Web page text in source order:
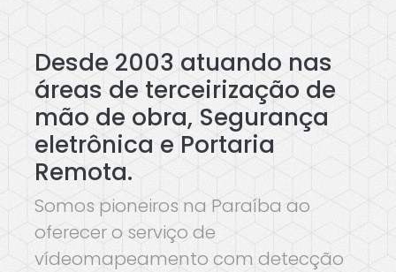
Desde 2003 atuando nas
áreas de terceirização de
mão de obra, Segurança
eletrônica e Portaria
Remota.
Somos pioneiros na Paraíba ao
oferecer o serviço de
vídeomapeamento com detecção